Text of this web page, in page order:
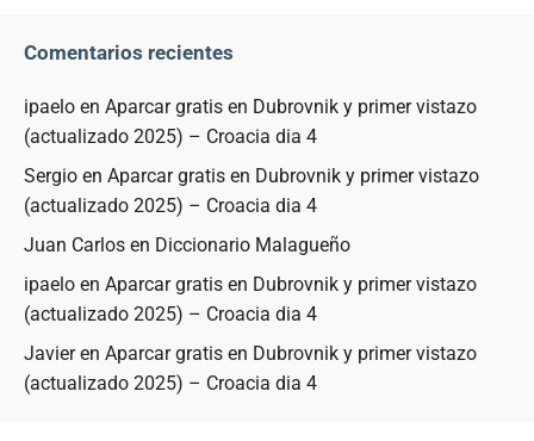
Comentarios recientes
ipaelo en Aparcar gratis en Dubrovnik y primer vistazo
(actualizado 2025) – Croacia dia 4
Sergio en Aparcar gratis en Dubrovnik y primer vistazo
(actualizado 2025) – Croacia dia 4
Juan Carlos en Diccionario Malagueño
ipaelo en Aparcar gratis en Dubrovnik y primer vistazo
(actualizado 2025) – Croacia dia 4
Javieren Aparcar gratis en Dubrovnik y primer vistazo
(actualizado 2025) – Croacia dia 4